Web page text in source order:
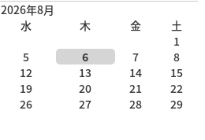
2026年8月
水 木 金
土
1
5 6 7
8
12 13 14
15
19 20 21
22
26 27 28
29